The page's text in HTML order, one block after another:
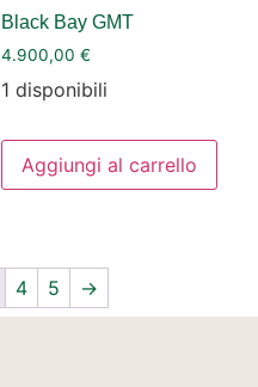
Black Bay GMT
4.900,00 €
1 disponibili
Aggiungi al carrello
4 5 →